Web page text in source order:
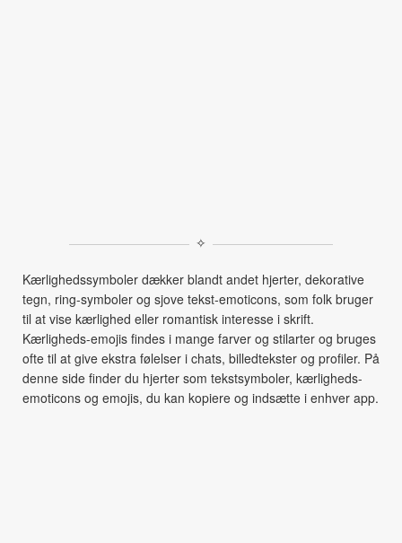
✧
Kærlighedssymboler dækker blandt andet hjerter, dekorative
tegn, ring-symboler og sjove tekst-emoticons, som folk bruger
til at vise kærlighed eller romantisk interesse i skrift.
Kærligheds-emojis findes i mange farver og stilarter og bruges
ofte til at give ekstra følelser i chats, billedtekster og profiler. På
denne side finder du hjerter som tekstsymboler, kærligheds-
emoticons og emojis, du kan kopiere og indsætte i enhver app.